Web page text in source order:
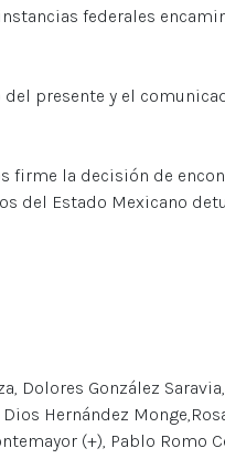
federales
del presente y el
firme la decisión de
del Estado Mexicano
Dolores González
Hernández
(+), Pablo Romo